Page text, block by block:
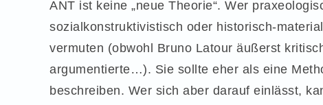
ANT ist keine „neue Theorie“. Wer
sozialkonstruktivistisch oder historisch-
vermuten (obwohl Bruno Latour äußerst
argumentierte…). Sie sollte eher als eine
beschreiben. Wer sich aber darauf einlässt,